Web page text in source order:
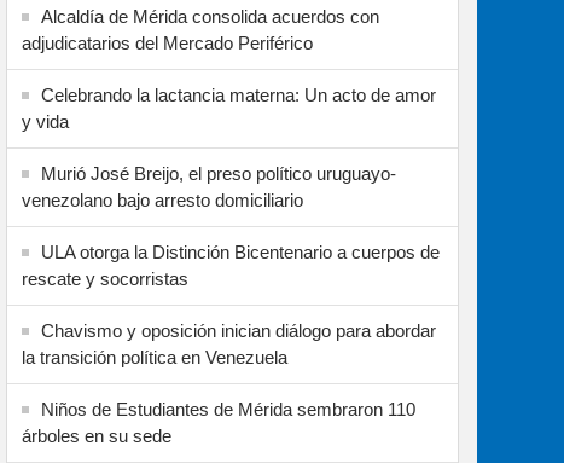
Alcaldía de Mérida consolida acuerdos con
adjudicatarios del Mercado Periférico
Celebrando la lactancia materna: Un acto de amor
y vida
Murió José Breijo, el preso político uruguayo-
venezolano bajo arresto domiciliario
ULA otorga la Distinción Bicentenario a cuerpos de
rescate y socorristas
Chavismo y oposición inician diálogo para abordar
la transición política en Venezuela
Niños de Estudiantes de Mérida sembraron 110
árboles en su sede